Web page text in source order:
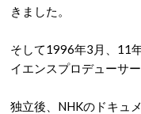
きました。
そして1996年3月、11
イエンスプロデューサ
独立後、NHKのドキュ